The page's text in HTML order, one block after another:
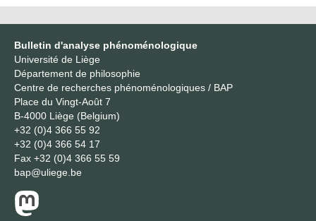
Bulletin d'analyse phénoménologique
Université de Liège
Département de philosophie
Centre de recherches phénoménologiques / BAP
Place du Vingt-Août 7
B-4000 Liège (Belgium)
+32 (0)4 366 55 92
+32 (0)4 366 54 17
Fax +32 (0)4 366 55 59
bap@uliege.be